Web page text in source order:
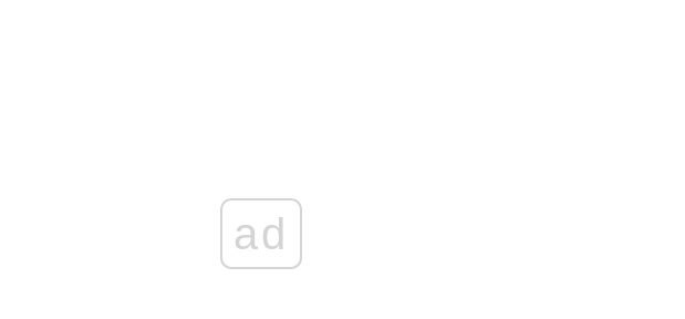
ad